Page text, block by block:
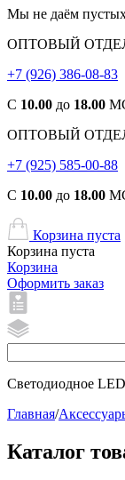
Мы не даём
ОПТОВЫЙ
+7 (926) 386-08-83
С 10.00 до 18.00
ОПТОВЫЙ
+7 (925) 585-00-88
С 10.00 до 18.00
Корзина пуста
Корзина пуста
Корзина
Оформить заказ
Светодиодное
Главная/
Каталог